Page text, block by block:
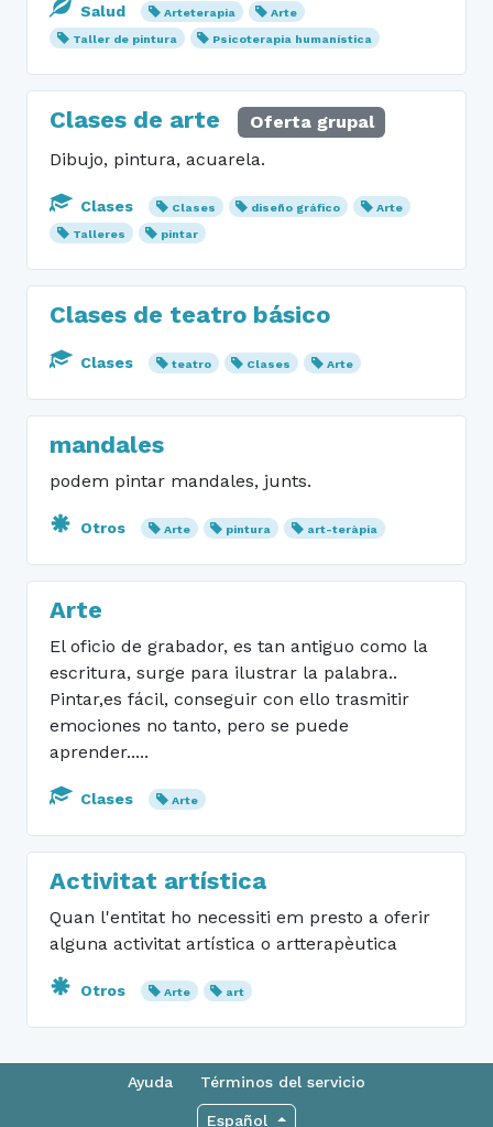
Salud Arteterapia
Arte
Taller de pintura
Psicoterapia humanística
Clases de arte
Oferta grupal
Dibujo, pintura, acuarela.
Clases Clases diseño gráfico
Arte
Talleres
pintar
Clases de teatro básico
Clases teatro Clases Arte
mandales
podem pintar mandales, junts.
Otros Arte pintura art-teràpia
Arte
El oficio de grabador, es tan antiguo como la
escritura, surge para ilustrar la palabra..
Pintar,es fácil, conseguir con ello trasmitir
emociones no tanto, pero se puede
aprender.....
Clases Arte
Activitat artística
Quan l'entitat ho necessiti em presto a oferir
alguna activitat artística o artterapèutica
Otros Arte art
Ayuda Términos del servicio
Español